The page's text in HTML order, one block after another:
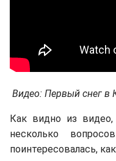
Видео: Первый снег в
Как видно из
несколько
поинтересовалась,